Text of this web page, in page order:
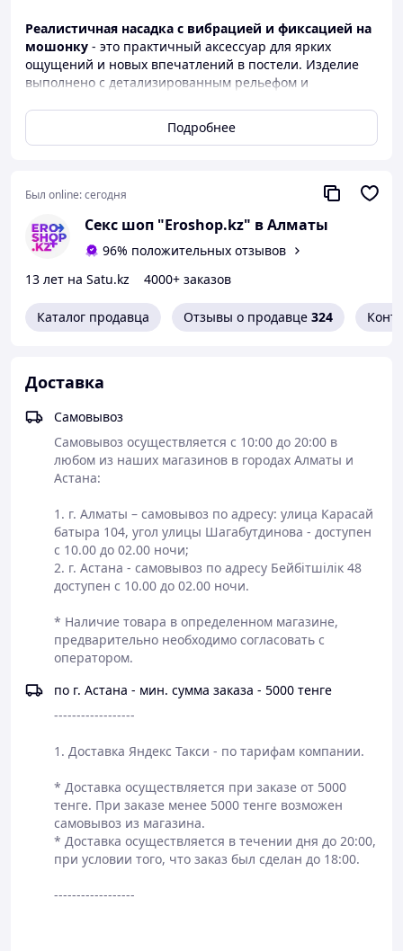
Реалистичная насадка с вибрацией и фиксацией на
мошонку - это практичный аксессуар для ярких
ощущений и новых впечатлений в постели. Изделие
выполнено с детализированным рельефом и
дарит партнёрше чувство естественной
ослабленной эрекции. Встроенная вибропуля
добавляет приятную вибрацию, делая процесс ещё
более насыщенным. Эластичное кольцо надёжно
фиксируется на мошонке, что предотвращает
соскальзывание и помогает отложить оргазм.
общая длина: 19 см
материал: мягкий и эластичный
вибропуля в комплекте
Такая насадка станет отличным выбором для пар,
которые стремятся разнообразить интимные игры
и открыть для себя новые грани удовольствия.
Подробнее
Был online:сегодня
Секс шоп "Eroshop.kz" в Алматы
96% положительных отзывов
13 лет на Satu.kz
4000+ заказов
Каталог продавца Отзывы о продавце 324
Доставка
Самовывоз
Самовывоз осуществляется с 10:00 до 20:00 в
любом из наших магазинов в городах Алматы и
Астана:
1. г. Алматы – самовывоз по адресу: улица Карасай
батыра 104, угол улицы Шагабутдинова - доступен
с 10.00 до 02.00 ночи;
2. г. Астана - самовывоз по адресу Бейбітшілік 48
доступен с 10.00 до 02.00 ночи.
* Наличие товара в определенном магазине,
предварительно необходимо согласовать с
оператором.
по г. Астана - мин. сумма заказа - 5000 тенге
------------------
1. Доставка Яндекс Такси - по тарифам компании.
* Доставка осуществляется при заказе от 5000
тенге. При заказе менее 5000 тенге возможен
самовывоз из магазина.
* Доставка осуществляется в течении дня до 20:00,
при условии того, что заказ был сделан до 18:00.
------------------